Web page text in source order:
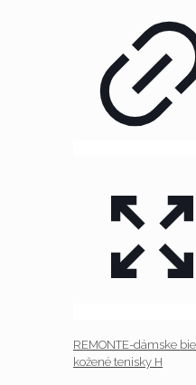
REMONTE-dámske
kožené tenisky H